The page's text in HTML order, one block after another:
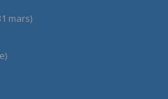
mars)